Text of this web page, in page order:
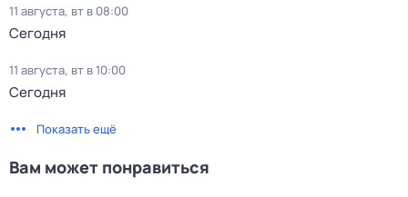
11 августа, вт в 08:00
Сегодня
11 августа, вт в 10:00
Сегодня
Показать ещё
Вам может понравиться